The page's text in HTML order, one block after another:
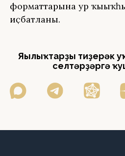
форматтарына ҙур
иҫбатланы.
Яңылыҡтарҙы тиҙерәк
селтәрҙәргә